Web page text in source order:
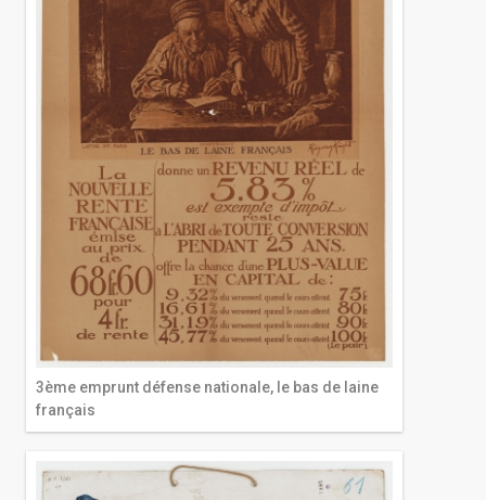
3ème emprunt défense nationale, le bas de laine
français